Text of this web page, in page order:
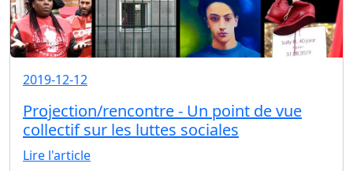
2019-12-12
Projection/rencontre - Un point de vue
collectif sur les luttes sociales
Lire l'article